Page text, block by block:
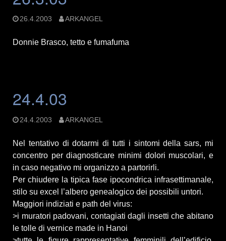
26.4.2003 ARKANGEL
Donnie Brasco, tetto e fumafuma
24.4.03
24.4.2003 ARKANGEL
Nel tentativo di dotarmi di tutti i sintomi della sars, mi
concentro per diagnosticare minimi dolori muscolari, e
in caso negativo mi organizzo a partorirli.
Per chiudere la tipica fase ipocondrica infrasettimanale,
stilo su excel l’albero genealogico dei possibili untori.
Maggiori indiziati e path del virus:
>i muratori padovani, contagiati dagli insetti che abitano
le tolle di vernice made in Hanoi